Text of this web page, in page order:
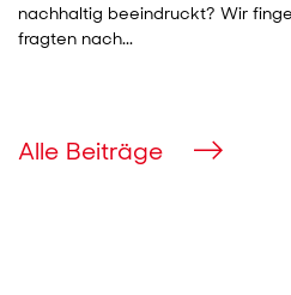
nachhaltig beeindruckt? Wir
fragten nach...
Alle Beiträge